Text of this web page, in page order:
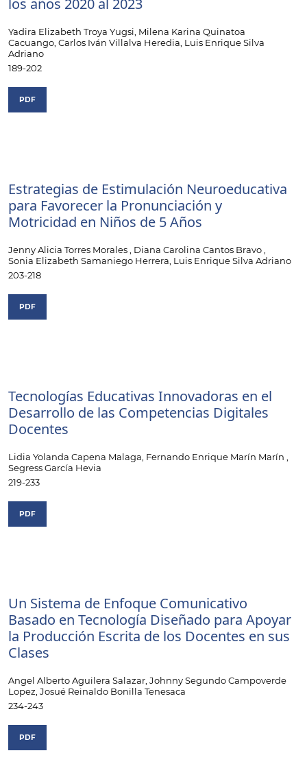
los años 2020 al 2023
Yadira Elizabeth Troya Yugsi, Milena Karina Quinatoa
Cacuango, Carlos Iván Villalva Heredia, Luis Enrique Silva
Adriano
189-202
PDF
Estrategias de Estimulación Neuroeducativa
para Favorecer la Pronunciación y
Motricidad en Niños de 5 Años
Jenny Alicia Torres Morales , Diana Carolina Cantos Bravo ,
Sonia Elizabeth Samaniego Herrera, Luis Enrique Silva Adriano
203-218
PDF
Tecnologías Educativas Innovadoras en el
Desarrollo de las Competencias Digitales
Docentes
Lidia Yolanda Capena Malaga, Fernando Enrique Marín Marín ,
Segress García Hevia
219-233
PDF
Un Sistema de Enfoque Comunicativo
Basado en Tecnología Diseñado para Apoyar
la Producción Escrita de los Docentes en sus
Clases
Angel Alberto Aguilera Salazar, Johnny Segundo Campoverde
Lopez, Josué Reinaldo Bonilla Tenesaca
234-243
PDF